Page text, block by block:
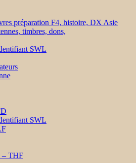
préparation F4, histoire, DX Asie
timbres, dons,
SWL
SWL
– THF